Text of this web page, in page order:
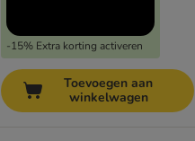
-15% Extra korting activeren
Toevoegen aan
winkelwagen